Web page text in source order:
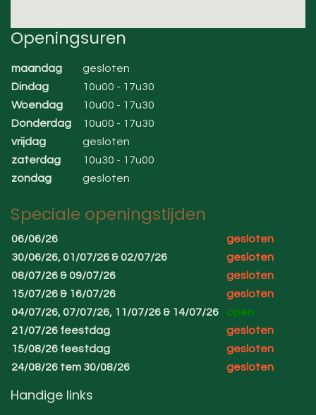
Openingsuren
maandag
gesloten
Dindag
10u00 - 17u30
Woendag
10u00 - 17u30
Donderdag
10u00 - 17u30
vrijdag
gesloten
zaterdag
10u30 - 17u00
zondag
gesloten
Speciale openingstijden
06/06/26
gesloten
30/06/26, 01/07/26 & 02/07/26
gesloten
08/07/26 & 09/07/26
gesloten
15/07/26 & 16/07/26
gesloten
04/07/26, 07/07/26, 11/07/26 & 14/07/26
open
21/07/26 feestdag
gesloten
15/08/26 feestdag
gesloten
24/08/26 tem 30/08/26
gesloten
Handige links